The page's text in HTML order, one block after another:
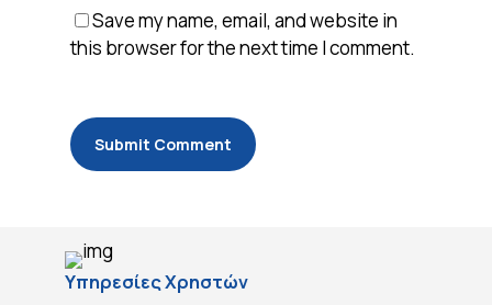
Save my name, email, and website in
this browser for the next time I comment.
Υπηρεσίες Χρηστών